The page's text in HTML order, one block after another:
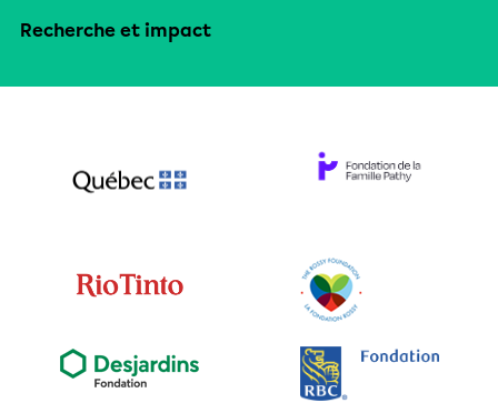
Recherche et impact